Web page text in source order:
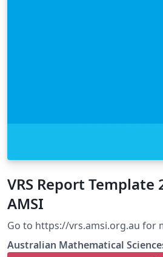
VRS Report Template
AMSI
Go to https://vrs.amsi.org.au for
Australian Mathematical